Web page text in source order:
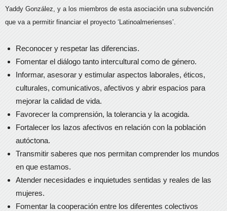
Yaddy González, y a los miembros de esta asociación una subvención
que va a permitir financiar el proyecto ‘Latinoalmerienses’.
Reconocer y respetar las diferencias.
Fomentar el diálogo tanto intercultural como de género.
Informar, asesorar y estimular aspectos laborales, éticos,
culturales, comunicativos, afectivos y abrir espacios para
mejorar la calidad de vida.
Favorecer la comprensión, la tolerancia y la acogida.
Fortalecer los lazos afectivos en relación con la población
autóctona.
Transmitir saberes que nos permitan comprender los mundos
en que estamos.
Atender necesidades e inquietudes sentidas y reales de las
mujeres.
Fomentar la cooperación entre los diferentes colectivos